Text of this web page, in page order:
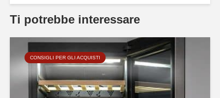
Ti potrebbe interessare
CONSIGLI PER GLI ACQUISTI